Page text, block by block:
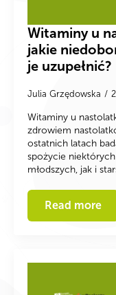
Witaminy u
jakie
je uzupełnić?
Julia Grzędowska
Witaminy u
zdrowiem
ostatnich latach
spożycie
młodszych, jak i
Read more